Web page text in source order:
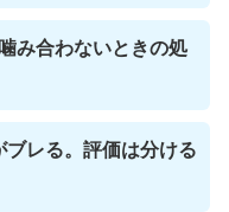
み合わないときの処
レる。評価は分ける